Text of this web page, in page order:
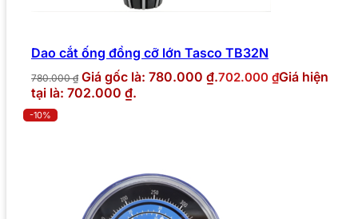
Dao cắt ống đồng cỡ lớn Tasco TB32N
780.000₫ Giá gốc là: 780.000 ₫.702.000 ₫Giá hiện
tại là: 702.000 ₫.
-10%